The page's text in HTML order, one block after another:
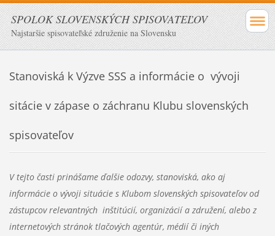
SPOLOK SLOVENSKÝCH SPISOVATEĽOV
Najstaršie spisovateľské združenie na Slovensku
Stanoviská k Výzve SSS a informácie o vývoji
sitácie v zápase o záchranu Klubu slovenských
spisovateľov
V tejto časti prinášame ďalšie odozvy, stanoviská, ako aj
informácie o vývoji situácie s Klubom slovenských spisovateľov od
zástupcovrelevantných inštitúcií, organizácií a združení, alebo z
internetových stránok tlačových agentúr, médií či iných